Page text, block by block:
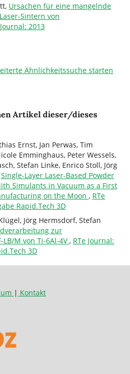
Ursachen für eine mangelnde
Sintern von
2013
Ähnlichkeitssuche starten
Artikel dieser/dieses
Ernst, Jan Perwas, Tim
Emminghaus, Peter Wessels,
Stefan Linke, Enrico Stoll, Jörg
Single-Layer Laser-Based Powder
Simulants in Vacuum as a First
on the Moon , RTe
Rapid.Tech 3D
Jörg Hermsdorf, Stefan
zur
M von Ti-6Al-4V , RTe Journal:
3D
| Kontakt